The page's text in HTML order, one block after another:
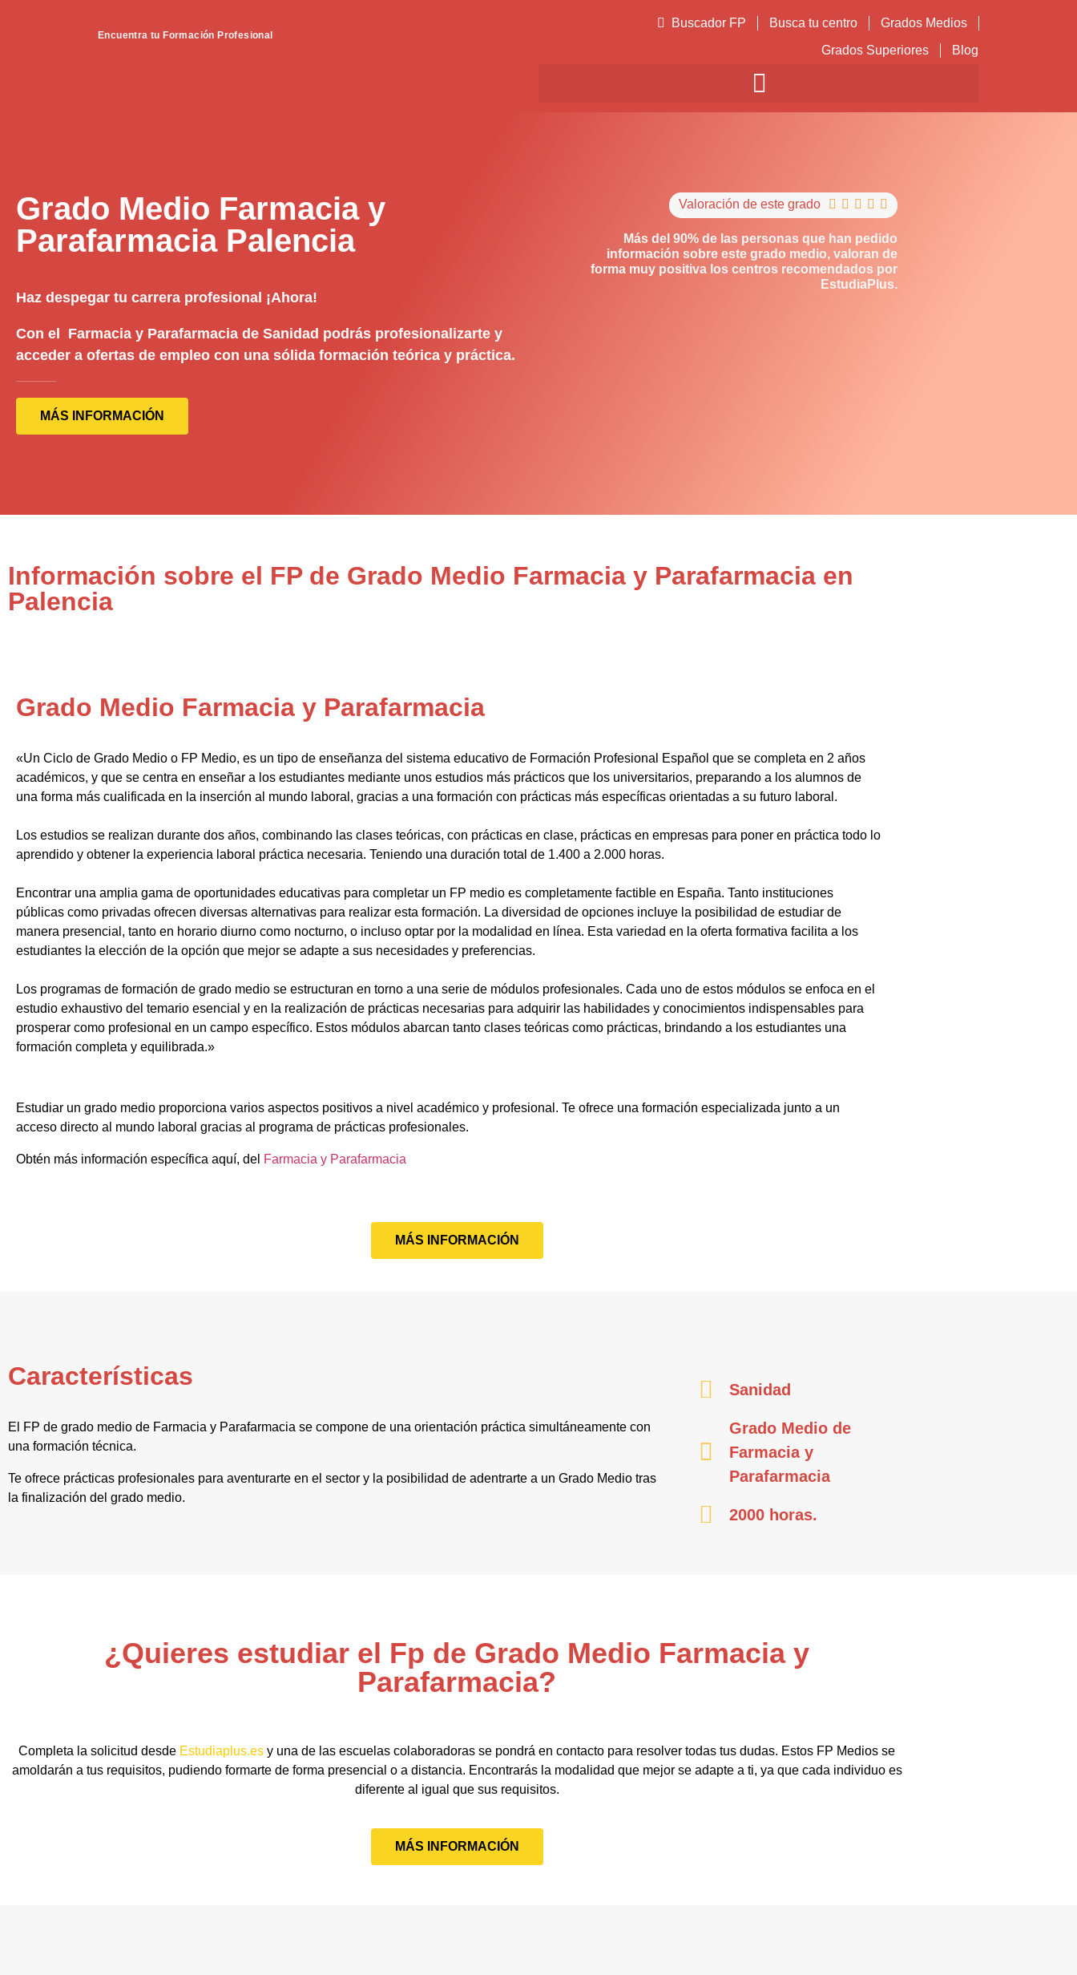
Encuentra tu Formación Profesional
Buscador FP Busca tu centro
Grados Medios
Grados Superiores
Blog
Grado Medio Farmacia y
Parafarmacia Palencia
Haz despegar tu carrera profesional ¡Ahora!
Con el Farmacia y Parafarmacia de Sanidad podrás profesionalizarte y
acceder a ofertas de empleo con una sólida formación teórica y práctica.
MÁS INFORMACIÓN
Valoración de este grado     
Más del 90% de las personas que han pedido
información sobre este grado medio, valoran de
forma muy positiva los centros recomendados por
EstudiaPlus.
Información sobre el FP de Grado Medio Farmacia y Parafarmacia en
Palencia
Grado Medio Farmacia y Parafarmacia
«Un Ciclo de Grado Medio o FP Medio, es un tipo de enseñanza del sistema educativo de Formación Profesional Español que se completa en 2 años
académicos, y que se centra en enseñar a los estudiantes mediante unos estudios más prácticos que los universitarios, preparando a los alumnos de
una forma más cualificada en la inserción al mundo laboral, gracias a una formación con prácticas más específicas orientadas a su futuro laboral.
Los estudios se realizan durante dos años, combinando las clases teóricas, con prácticas en clase, prácticas en empresas para poner en práctica todo lo
aprendido y obtener la experiencia laboral práctica necesaria. Teniendo una duración total de 1.400 a 2.000 horas.
Encontrar una amplia gama de oportunidades educativas para completar un FP medio es completamente factible en España. Tanto instituciones
públicas como privadas ofrecen diversas alternativas para realizar esta formación. La diversidad de opciones incluye la posibilidad de estudiar de
manera presencial, tanto en horario diurno como nocturno, o incluso optar por la modalidad en línea. Esta variedad en la oferta formativa facilita a los
estudiantes la elección de la opción que mejor se adapte a sus necesidades y preferencias.
Los programas de formación de grado medio se estructuran en torno a una serie de módulos profesionales. Cada uno de estos módulos se enfoca en el
estudio exhaustivo del temario esencial y en la realización de prácticas necesarias para adquirir las habilidades y conocimientos indispensables para
prosperar como profesional en un campo específico. Estos módulos abarcan tanto clases teóricas como prácticas, brindando a los estudiantes una
formación completa y equilibrada.»
Estudiar un grado medio proporciona varios aspectos positivos a nivel académico y profesional. Te ofrece una formación especializada junto a un
acceso directo al mundo laboral gracias al programa de prácticas profesionales.
Obtén más información específica aquí, del Farmacia y Parafarmacia
MÁS INFORMACIÓN
Características
El FP de grado medio de Farmacia y Parafarmacia se compone de una orientación práctica simultáneamente con
una formación técnica.
Te ofrece prácticas profesionales para aventurarte en el sector y la posibilidad de adentrarte a un Grado Medio tras
la finalización del grado medio.
Sanidad
Grado Medio de
Farmacia y
Parafarmacia
2000 horas.
¿Quieres estudiar el Fp de Grado Medio Farmacia y
Parafarmacia?
Completa la solicitud desde Estudiaplus.es y una de las escuelas colaboradoras se pondrá en contacto para resolver todas tus dudas. Estos FP Medios se
amoldarán a tus requisitos, pudiendo formarte de forma presencial o a distancia. Encontrarás la modalidad que mejor se adapte a ti, ya que cada individuo es
diferente al igual que sus requisitos.
MÁS INFORMACIÓN